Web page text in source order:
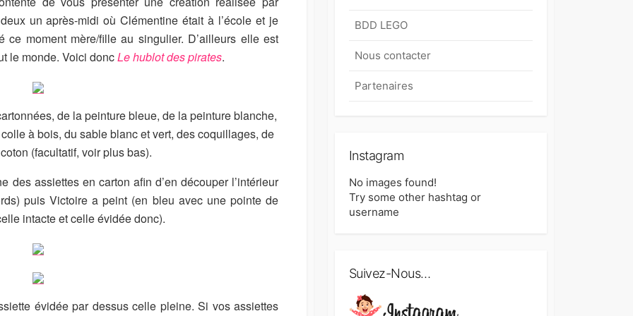
un après-midi où Clémentine était à l’école et je
ce moment mère/fille au singulier. D’ailleurs elle est
le monde. Voici doncLe hublot des pirates.
de la peinture bleue, de la peinture blanche,
à bois, du sable blanc et vert, des coquillages, de
(facultatif, voir plus bas).
des assiettes en carton afin d’en découper l’intérieur
puis Victoire a peint (en bleu avec une pointe de
intacte et celle évidée donc).
évidée par dessus celle pleine. Si vos assiettes
BDD LEGO
Nous contacter
Partenaires
Instagram
No images found!
Try some other hashtag or
username
Suivez-Nous…